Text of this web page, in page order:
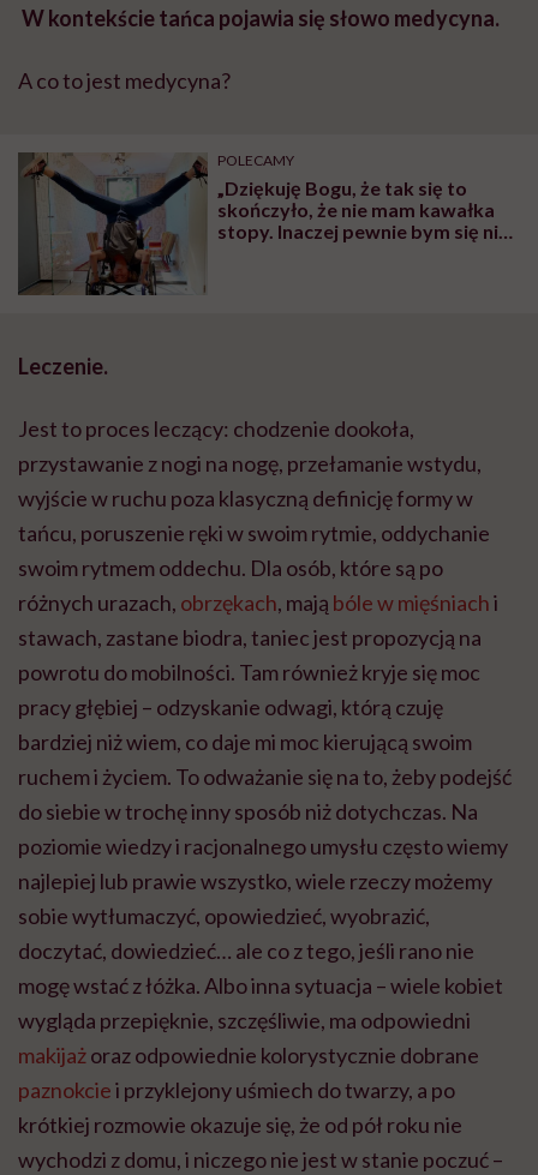
W kontekście tańca pojawia się słowo medycyna.
A co to jest medycyna?
POLECAMY
„Dziękuję Bogu, że tak się to
skończyło, że nie mam kawałka
stopy. Inaczej pewnie bym się nie
Leczenie.
Jest to proces leczący: chodzenie dookoła,
przystawanie z nogi na nogę, przełamanie wstydu,
wyjście w ruchu poza klasyczną definicję formy w
tańcu, poruszenie ręki w swoim rytmie, oddychanie
swoim rytmem oddechu. Dla osób, które są po
różnych urazach, obrzękach, mają bóle w mięśniachi
stawach, zastane biodra, taniec jest propozycją na
powrotu do mobilności. Tam również kryje się moc
pracy głębiej – odzyskanie odwagi, którą czuję
bardziej niż wiem, co daje mi moc kierującą swoim
ruchem i życiem. To odważanie się na to, żeby podejść
do siebie w trochę inny sposób niż dotychczas. Na
poziomie wiedzy i racjonalnego umysłu często wiemy
najlepiej lub prawie wszystko, wiele rzeczy możemy
sobie wytłumaczyć, opowiedzieć, wyobrazić,
doczytać, dowiedzieć… ale co z tego, jeśli rano nie
mogę wstać z łóżka. Albo inna sytuacja – wiele kobiet
wygląda przepięknie, szczęśliwie, ma odpowiedni
makijażoraz odpowiednie kolorystycznie dobrane
paznokciei przyklejony uśmiech do twarzy, a po
krótkiej rozmowie okazuje się, że od pół roku nie
wychodzi z domu, i niczego nie jest w stanie poczuć –